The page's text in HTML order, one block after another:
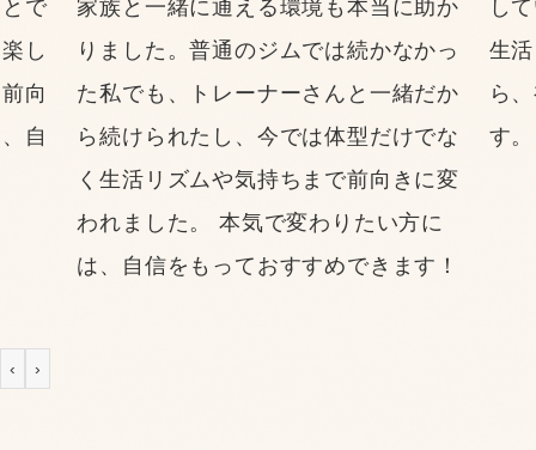
で
し
向
自
家族と一緒に通える環境も本当に助か
りました。普通のジムでは続かなかっ
た私でも、トレーナーさんと一緒だか
ら続けられたし、今では体型だけでな
く生活リズムや気持ちまで前向きに変
われました。 本気で変わりたい方に
は、自信をもっておすすめできます！
し
生
ら
す。
‹ ›